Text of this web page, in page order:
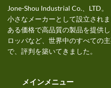
Jone-Shou Industrial Co.、LTD。
小さなメーカーとして設立され
ある価格で高品質の製品を提供
ロッパなど、世界中のすべての
で、評判を築いてきました。
メインメニュー